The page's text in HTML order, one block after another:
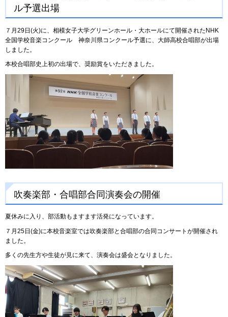
ル予選出場
７月29日(火)に、相模女子大学グリーンホール・大ホールにて開催されたNHK
全国学校音楽コンクール 神奈川県コンクール予選に、大師高校合唱部が出場
しました。
本校合唱部史上初の出場で、奨励賞をいただきました。
吹奏楽部・合唱部合同演奏会の開催
夏休みに入り、部活動もますます活発になっています。
７月25日(金)に本校音楽室では吹奏楽部と合唱部の合同コンサートが開催され
ました。
多くの先生方や生徒が見に来て、演奏会は盛会となりました。